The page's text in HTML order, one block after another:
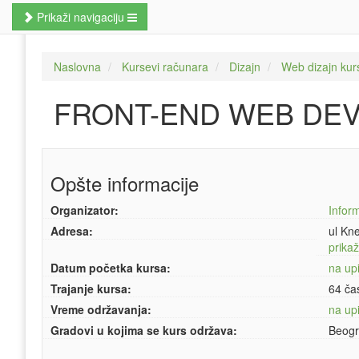
Prikaži navigaciju
Kursevi jezika
Kursevi računara
MBA studije
Prekvalifikacije i zanati
Nauči odmah
Pretraži kurseve
Naslovna Kursevi računara Dizajn Web dizajn
FRONT-END WEB
Opšte informacije
Organizator:
Adresa:
ul
Datum početka kursa:
na
Trajanje kursa:
64
Vreme održavanja:
na
Gradovi u kojima se kurs održava: